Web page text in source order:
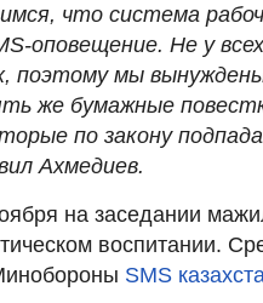
что система
оповещение. Не у
поэтому мы
же бумажные
по закону
Ахмедиев.
на заседании
воспитании.
SMS